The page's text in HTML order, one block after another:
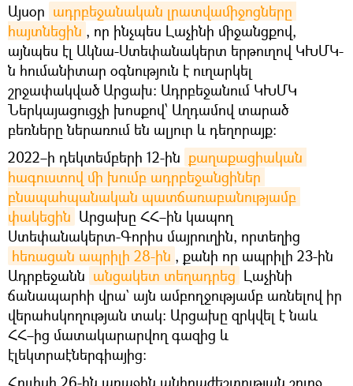
Այսօր ադրբեջանական լրատվամիջոցները
հայտնեցին , որ ինչպես Լաչինի միջանցքով,
այնպես էլ Ակնա-Ստեփանակերտ երթուղով ԿԽՄԿ-
ն հումանիտար օգնություն է ուղարկել
շրջափակված Արցախ։ Ադրբեջանում ԿԽՄԿ
Ներկայացուցչի խոսքով՝ Աղդամով տարած
բեռները ներառում են ալյուր և դեղորայք։
2022–ի դեկտեմբերի 12-ին քաղաքացիական
հագուստով մի խումբ ադրբեջանցիներ
բնապահպանական պատճառաբանությամբ
փակեցին Արցախը ՀՀ–ին կապող
Ստեփանակերտ-Գորիս մայրուղին, որտեղից
հեռացան ապրիլի 28-ին , քանի որ ապրիլի 23-ին
Ադրբեջանն անցակետ տեղադրեց Լաչինի
ճանապարհի վրա` այն ամբողջությամբ առնելով իր
վերահսկողության տակ։ Արցախը զրկվել է նաև
ՀՀ–ից մատակարարվող գազից և
էլեկտրաէներգիայից։
Հուլիսի 26-ին առաջին անհրաժեշտության շուրջ